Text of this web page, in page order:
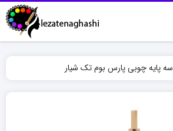
سه پایه چوبی پارس بوم تک شیار